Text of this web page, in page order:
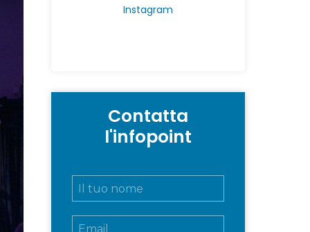
Instagram
Contatta
l'infopoint
N
E